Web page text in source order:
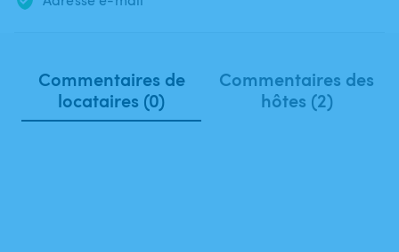
Commentaires de
locataires (0)
Commentaires des
hôtes (2)